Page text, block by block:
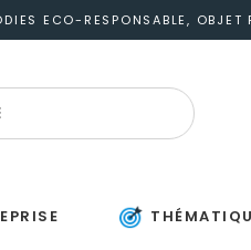
ECO-RESPONSABLE,